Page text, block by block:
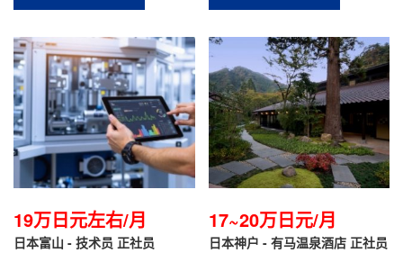
19万日元左右/月
日本富山 - 技术员 正社员
17~20万日元/月
日本神户 - 有马温泉酒店 正社员